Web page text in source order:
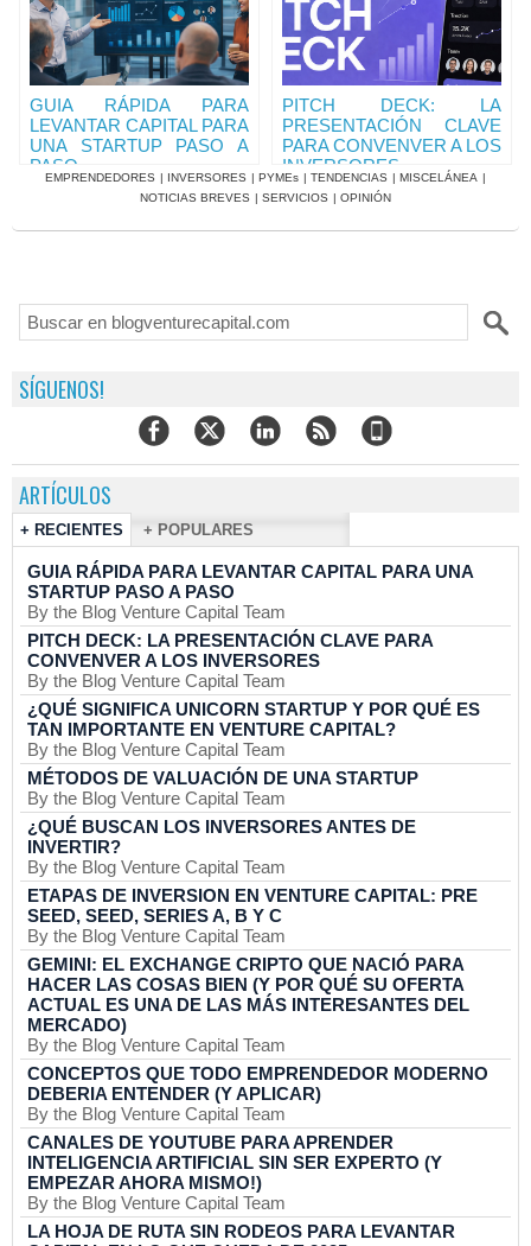
GUIA RÁPIDA PARA
LEVANTAR CAPITAL PARA
UNA STARTUP PASO A
PASO
PITCH DECK: LA
PRESENTACIÓN CLAVE
PARA CONVENVER A LOS
INVERSORES
EMPRENDEDORES | INVERSORES | PYMEs | TENDENCIAS | MISCELÁNEA |
NOTICIAS BREVES | SERVICIOS | OPINIÓN
SÍGUENOS!
ARTÍCULOS
+ RECIENTES + POPULARES
GUIA RÁPIDA PARA LEVANTAR CAPITAL PARA UNA
STARTUP PASO A PASO
By the Blog Venture Capital Team
PITCH DECK: LA PRESENTACIÓN CLAVE PARA
CONVENVER A LOS INVERSORES
By the Blog Venture Capital Team
¿QUÉ SIGNIFICA UNICORN STARTUP Y POR QUÉ ES
TAN IMPORTANTE EN VENTURE CAPITAL?
By the Blog Venture Capital Team
MÉTODOS DE VALUACIÓN DE UNA STARTUP
By the Blog Venture Capital Team
¿QUÉ BUSCAN LOS INVERSORES ANTES DE
INVERTIR?
By the Blog Venture Capital Team
ETAPAS DE INVERSION EN VENTURE CAPITAL: PRE
SEED, SEED, SERIES A, B Y C
By the Blog Venture Capital Team
GEMINI: EL EXCHANGE CRIPTO QUE NACIÓ PARA
HACER LAS COSAS BIEN (Y POR QUÉ SU OFERTA
ACTUAL ES UNA DE LAS MÁS INTERESANTES DEL
MERCADO)
By the Blog Venture Capital Team
CONCEPTOS QUE TODO EMPRENDEDOR MODERNO
DEBERIA ENTENDER (Y APLICAR)
By the Blog Venture Capital Team
CANALES DE YOUTUBE PARA APRENDER
INTELIGENCIA ARTIFICIAL SIN SER EXPERTO (Y
EMPEZAR AHORA MISMO!)
By the Blog Venture Capital Team
LA HOJA DE RUTA SIN RODEOS PARA LEVANTAR